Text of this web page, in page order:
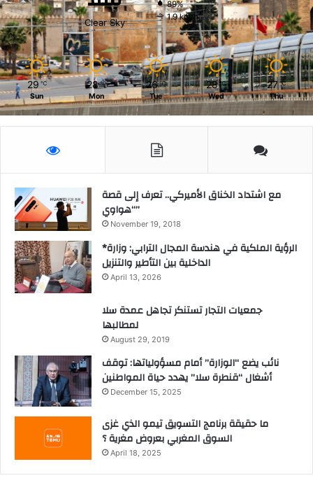
Clear Sky
89%
1.9 km/h
29 ℃
Sun
28 ℃
Mon
26 ℃
Tue
28 ℃
Wed
27 ℃
Thu
مع اشتداد الخناق الأميركي.. تعرف إلى قصة
“هواوي”
November 19, 2018
*الرؤية الملكية في هندسة المجال الترابي: وزارة
الداخلية بين التأطير والتنزيل
April 13, 2026
جمعيات التجار تستنكر تجاهل عمدة سلا
لمطالبها
August 29, 2019
نائب يضع “الوزارة” أمام مسؤولياتها: توقف
أشغال “قنطرة سلا” يهدد حياة المواطنين
December 15, 2025
ما حقيقة برنامج التسويق تيمو الذي غزى
السوق المغربي بعروض مغرية ؟
April 18, 2025